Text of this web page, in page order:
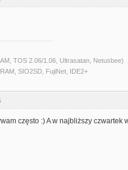
TOS 2.06/1.06, Ultrasatan, Netusbee)
SIO2SD, FujiNet, IDE2+
często :) A w najbliższy